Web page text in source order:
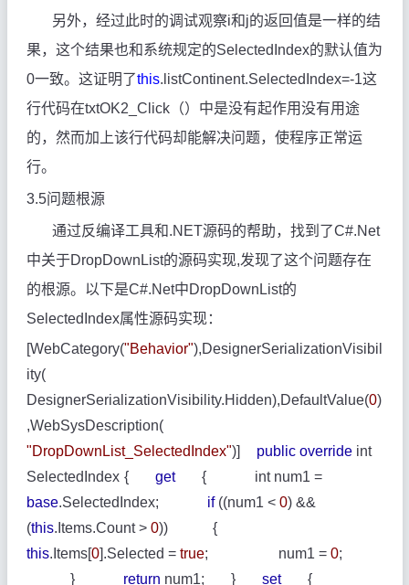
另外，经过此时的调试观察i和j的返回值是一样的结
果，这个结果也和系统规定的SelectedIndex的默认值为
0一致。这证明了this.listContinent.SelectedIndex=-1这
行代码在txtOK2_Click（）中是没有起作用没有用途
的，然而加上该行代码却能解决问题，使程序正常运
行。
3.5问题根源
通过反编译工具和.NET源码的帮助，找到了C#.Net
中关于DropDownList的源码实现,发现了这个问题存在
的根源。以下是C#.Net中DropDownList的
SelectedIndex属性源码实现：
[WebCategory("Behavior"),DesignerSerializationVisibil
ity(
DesignerSerializationVisibility.Hidden),DefaultValue(0)
,WebSysDescription(
"DropDownList_SelectedIndex")] public override int
SelectedIndex { get { intnum1 =
base.SelectedIndex; if((num1 < 0) &&
(this. Items.Count> 0))
{
this. Items[0].Selected = true; num1 = 0;
}
return num1; } set
{